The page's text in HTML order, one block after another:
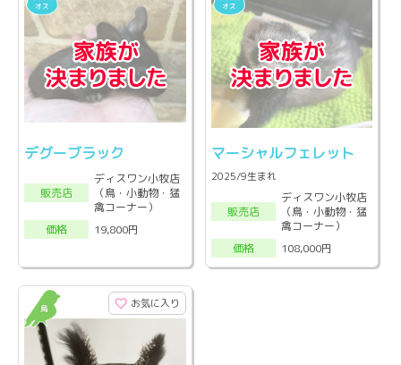
デグーブラック
販売店
ディスワン小牧店
（鳥・小動物・猛
禽コーナー）
価格
19,800円
マーシャルフェレット
2025/9生まれ
販売店
ディスワン小牧店
（鳥・小動物・猛
禽コーナー）
価格
108,000円
お気に入り